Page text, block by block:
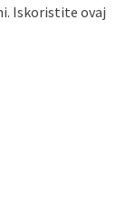
Iskoristite ovaj